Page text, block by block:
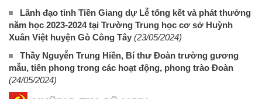
Lãnh đạo tỉnh Tiền Giang dự Lễ tổng kết và phát thưởng
năm học 2023-2024 tại Trường Trung học cơ sở Huỳnh
Xuân Việt huyện Gò Công Tây (23/05/2024)
Thầy Nguyễn Trung Hiền, Bí thư Đoàn trường gương
mẫu, tiên phong trong các hoạt động, phong trào Đoàn
(24/05/2024)